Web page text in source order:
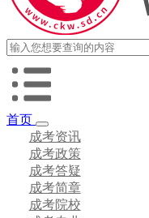
首页
成考资讯
成考政策
成考答疑
成考简章
成考院校